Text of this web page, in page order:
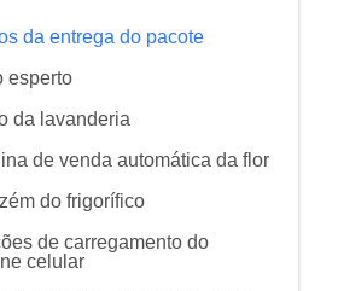
da entrega do pacote
esperto
da lavanderia
de venda automática da flor
do frigorífico
de carregamento do
celular